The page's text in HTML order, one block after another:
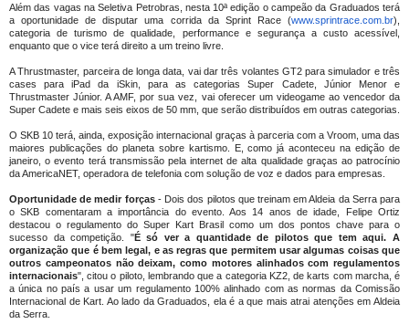
Além das vagas na Seletiva Petrobras, nesta 10ª edição o campeão da Graduados terá
a oportunidade de disputar uma corrida da Sprint Race (www.sprintrace.com.br),
categoria de turismo de qualidade, performance e segurança a custo acessível,
enquanto que o vice terá direito a um treino livre.
A Thrustmaster, parceira de longa data, vai dar três volantes GT2 para simulador e três
cases para iPad da iSkin, para as categorias Super Cadete, Júnior Menor e
Thrustmaster Júnior. A AMF, por sua vez, vai oferecer um videogame ao vencedor da
Super Cadete e mais seis eixos de 50 mm, que serão distribuídos em outras categorias.
O SKB 10 terá, ainda, exposição internacional graças à parceria com a Vroom, uma das
maiores publicações do planeta sobre kartismo. E, como já aconteceu na edição de
janeiro, o evento terá transmissão pela internet de alta qualidade graças ao patrocínio
da AmericaNET, operadora de telefonia com solução de voz e dados para empresas.
Oportunidade de medir forças- Dois dos pilotos que treinam em Aldeia da Serra para
o SKB comentaram a importância do evento. Aos 14 anos de idade, Felipe Ortiz
destacou o regulamento do Super Kart Brasil como um dos pontos chave para o
sucesso da competição. "É só ver a quantidade de pilotos que tem aqui. A
organização que é bem legal, e as regras que permitem usar algumas coisas que
outros campeonatos não deixam, como motores alinhados com regulamentos
internacionais", citou o piloto, lembrando que a categoria KZ2, de karts com marcha, é
a única no país a usar um regulamento 100% alinhado com as normas da Comissão
Internacional de Kart. Ao lado da Graduados, ela é a que mais atrai atenções em Aldeia
da Serra.